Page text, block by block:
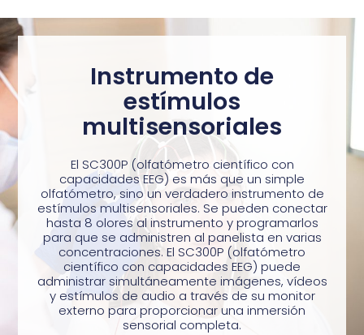
Instrumento de
estímulos
multisensoriales
El SC300P (olfatómetro científico con
capacidades EEG) es más que un simple
olfatómetro, sino un verdadero instrumento de
estímulos multisensoriales. Se pueden conectar
hasta 8 olores al instrumento y programarlos
para que se administren al panelista en varias
concentraciones. El SC300P (olfatómetro
científico con capacidades EEG) puede
administrar simultáneamente imágenes, vídeos
y estímulos de audio a través de su monitor
externo para proporcionar una inmersión
sensorial completa.